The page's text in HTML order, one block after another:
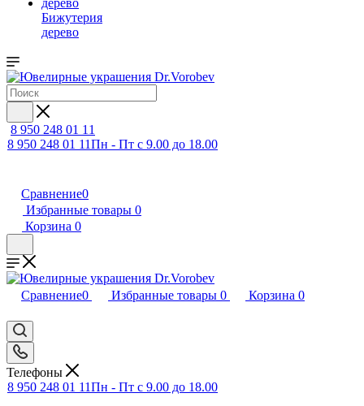
Бижутерия
дерево
8 950 248 01 11
8 950 248 01 11Пн - Пт с 9.00 до 18.00
Сравнение0
Избранные товары 0
Корзина 0
Сравнение0 Избранные товары 0 Корзина 0
Телефоны
8 950 248 01 11Пн - Пт с 9.00 до 18.00